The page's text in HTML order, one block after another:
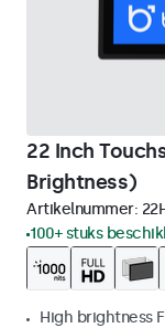
22 Inch
Brightness)
Artikelnummer:
100+ stuks
High brightness